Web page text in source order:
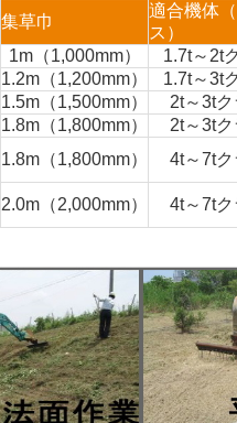
集草巾
適合機体
ス）
1m（1,000mm） 1.7t～2t
1.2m（1,200mm） 1.7t～3t
1.5m（1,500mm） 2t～3tク
1.8m（1,800mm） 2t～3tク
1.8m（1,800mm） 4t～7tク
2.0m（2,000mm） 4t～7tク